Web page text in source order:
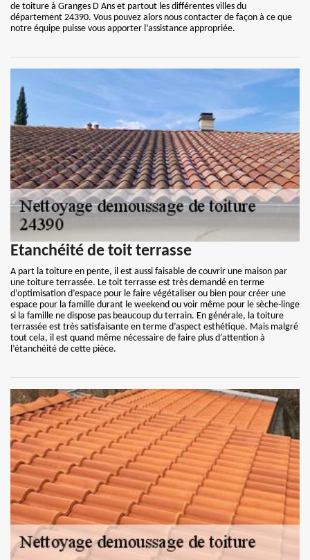
de toiture à Granges D Ans et partout les différentes villes du
département 24390. Vous pouvez alors nous contacter de façon à ce que
notre équipe puisse vous apporter l’assistance appropriée.
Etanchéité de toit terrasse
A part la toiture en pente, il est aussi faisable de couvrir une maison par
une toiture terrassée. Le toit terrasse est très demandé en terme
d’optimisation d’espace pour le faire végétaliser ou bien pour créer une
espace pour la famille durant le weekend ou voir même pour le sèche-linge
si la famille ne dispose pas beaucoup du terrain. En générale, la toiture
terrassée est très satisfaisante en terme d’aspect esthétique. Mais malgré
tout cela, il est quand même nécessaire de faire plus d’attention à
l’étanchéité de cette pièce.